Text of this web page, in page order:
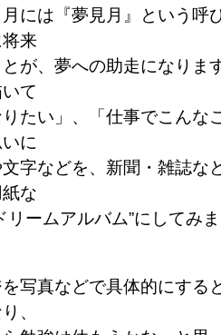
には『夢見月』という呼
来
が、夢への助走になりま
て
たい」、「仕事でこんな
に
字などを、新聞・雑誌な
な
ームアルバム”にしてみ
写真などで具体的にする
、